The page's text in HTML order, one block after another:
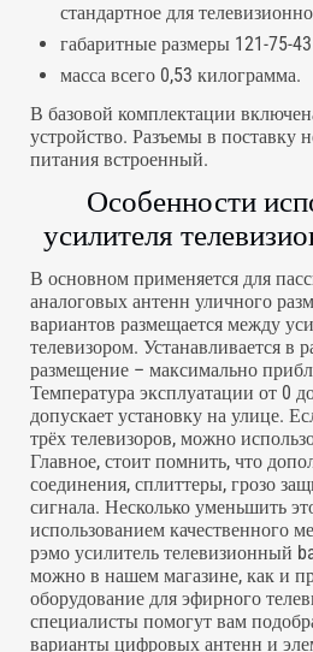
стандартное для
габаритные размеры 121-75-
масса всего 0,53 килограмма.
В базовой комплектации
устройство. Разъемы в поставку
питания встроенный.
Особенности
усилителя
В основном применяется для
аналоговых антенн уличного
вариантов размещается между
телевизором. Устанавливается в
размещение – максимально
Температура эксплуатации от 0
допускает установку на улице.
трёх телевизоров, можно
Главное, стоит помнить, что
соединения, сплиттеры, грозо
сигнала. Несколько уменьшить
использованием качественного
рэмо усилитель телевизионный
можно в нашем магазине, как и
оборудование для эфирного
специалисты помогут вам
варианты цифровых антенн и